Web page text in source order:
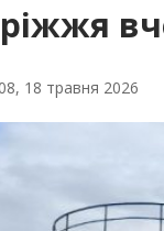
18 травня 2026